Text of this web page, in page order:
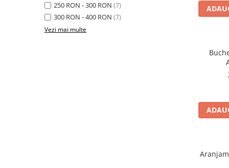
250 RON - 300 RON (7)
300 RON - 400 RON (7)
Vezi mai multe